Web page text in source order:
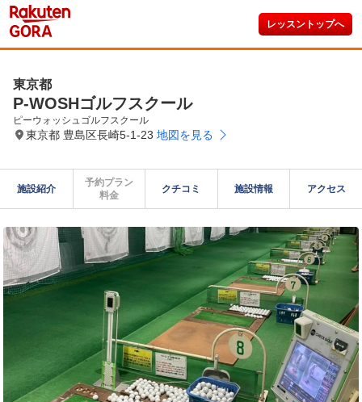
レッスントップへ
東京都
P-WOSHゴルフスクール
ピーウォッシュゴルフスクール
東京都 豊島区長崎5-1-23 地図を見る
施設紹介
予約プラン
料金
クチコミ 施設情報 アクセス